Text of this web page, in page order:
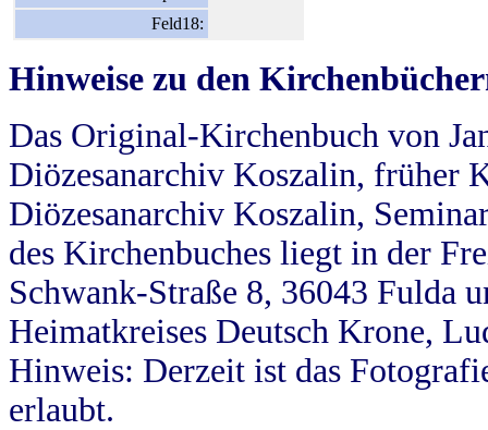
Feld18:
Hinweise zu den
Das Original-Kirchenbuch von
Diözesanarchiv Koszalin, früher
Diözesanarchiv Koszalin,
des Kirchenbuches liegt in der
Schwank-Straße 8, 36043 Fulda
Heimatkreises Deutsch Krone,
Hinweis: Derzeit ist das
erlaubt.